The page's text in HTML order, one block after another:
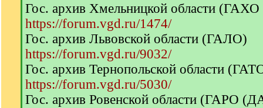
[
q
]
Гос. архив Хмельницкой области
https://forum.vgd.ru/1474/
Гос. архив Львовской области (ГАЛО)
https://forum.vgd.ru/9032/
Гос. архив Тернопольской области
https://forum.vgd.ru/5030/
Гос. архив Ровенской области (ГАРО